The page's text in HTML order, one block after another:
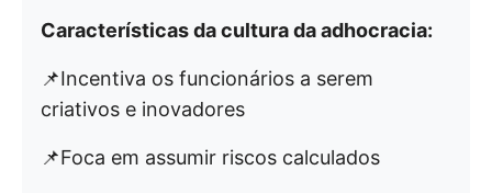
Características da cultura da adhocracia:
📌Incentiva os funcionários a serem
criativos e inovadores
📌Foca em assumir riscos calculados